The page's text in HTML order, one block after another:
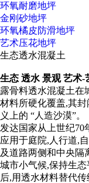
环氧耐磨地坪
金刚砂地坪
环氧橘皮防滑地坪
艺术压花地坪
生态透水混凝土
生态 透水 景观 艺术
露骨料透水混凝土在
材料所硬化覆盖,其
义上的 “人造沙漠”。
发达国家从上世纪70
应用于庭院,人行道,
及道路两侧和中央隔
城市小气候,保持生
后,用透水材料替代